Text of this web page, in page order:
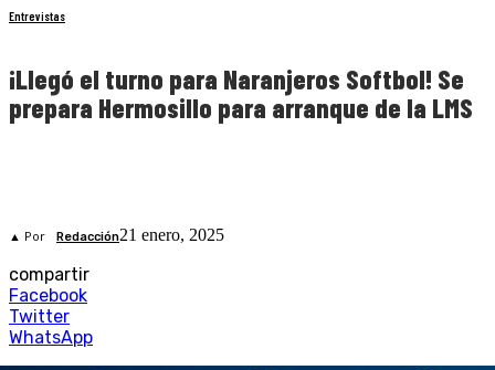
Entrevistas
¡Llegó el turno para Naranjeros Softbol! Se
prepara Hermosillo para arranque de la LMS
▲ Por Redacción21 enero, 2025
compartir
Facebook
Twitter
WhatsApp